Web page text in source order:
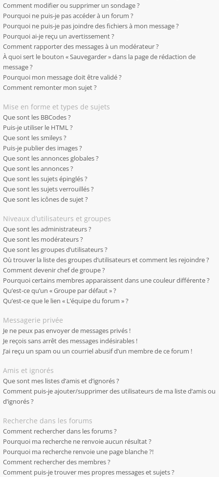
Comment modifier ou supprimer un sondage ?
Pourquoi ne puis-je pas accéder à un forum ?
Pourquoi ne puis-je pas joindre des fichiers à mon message ?
Pourquoi ai-je reçu un avertissement ?
Comment rapporter des messages à un modérateur ?
À quoi sert le bouton « Sauvegarder » dans la page de rédaction de
message ?
Pourquoi mon message doit être validé ?
Comment remonter mon sujet ?
Mise en forme et types de sujets
Que sont les BBCodes ?
Puis-je utiliser le HTML ?
Que sont les smileys ?
Puis-je publier des images ?
Que sont les annonces globales ?
Que sont les annonces ?
Que sont les sujets épinglés ?
Que sont les sujets verrouillés ?
Que sont les icônes de sujet ?
Niveaux d’utilisateurs et groupes
Que sont les administrateurs ?
Que sont les modérateurs ?
Que sont les groupes d’utilisateurs ?
Où trouver la liste des groupes d’utilisateurs et comment les rejoindre ?
Comment devenir chef de groupe ?
Pourquoi certains membres apparaissent dans une couleur différente ?
Qu’est-ce qu’un « Groupe par défaut » ?
Qu’est-ce que le lien « L’équipe du forum » ?
Messagerie privée
Je ne peux pas envoyer de messages privés !
Je reçois sans arrêt des messages indésirables !
J’ai reçu un spam ou un courriel abusif d’un membre de ce forum !
Amis et ignorés
Que sont mes listes d’amis et d’ignorés ?
Comment puis-je ajouter/supprimer des utilisateurs de ma liste d’amis ou
d’ignorés ?
Recherche dans les forums
Comment rechercher dans les forums ?
Pourquoi ma recherche ne renvoie aucun résultat ?
Pourquoi ma recherche renvoie une page blanche ?!
Comment rechercher des membres ?
Comment puis-je trouver mes propres messages et sujets ?